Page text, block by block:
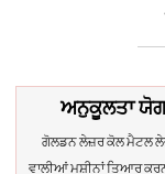
ਅਨੁਕੂਲਤਾ
ਗੋਲਡਨ ਲੇਜ਼ਰ ਕੋਲ ਮੈਟਲ
ਵਾਲੀਆਂ ਮਸ਼ੀਨਾਂ ਤਿਆਰ